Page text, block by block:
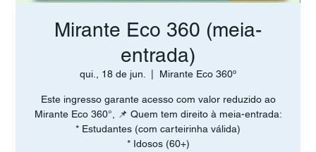
Mirante Eco 360 (meia-
entrada)
qui., 18 de jun. Mirante Eco 360º
Este ingresso garante acesso com valor reduzido ao
Mirante Eco 360°, 📌 Quem tem direito à meia-entrada:
* Estudantes (com carteirinha válida)
* Idosos (60+)